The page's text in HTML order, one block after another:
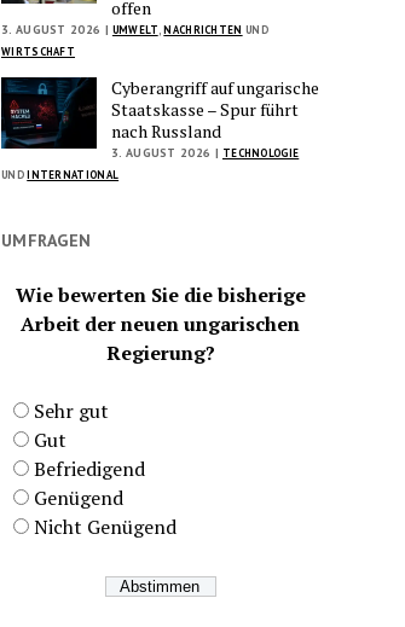
offen
3. AUGUST 2026 | UMWELT ,NACHRICHTEN UND
WIRTSCHAFT
Cyberangriff auf ungarische
Staatskasse – Spur führt
nach Russland
3. AUGUST 2026 | TECHNOLOGIE
UNDINTERNATIONAL
UMFRAGEN
Wie bewerten Sie die bisherige
Arbeit der neuen ungarischen
Regierung?
Sehr gut
Gut
Befriedigend
Genügend
Nicht Genügend